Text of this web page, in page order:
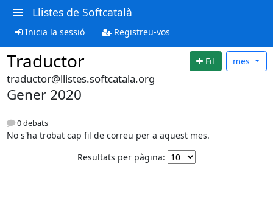
Llistes de Softcatalà
Inicia la sessió Registreu-vos
Traductor Fil mes
traductor@llistes.softcatala.org
Gener 2020
0 debats
No s'ha trobat cap fil de correu per a aquest mes.
Resultats per pàgina: